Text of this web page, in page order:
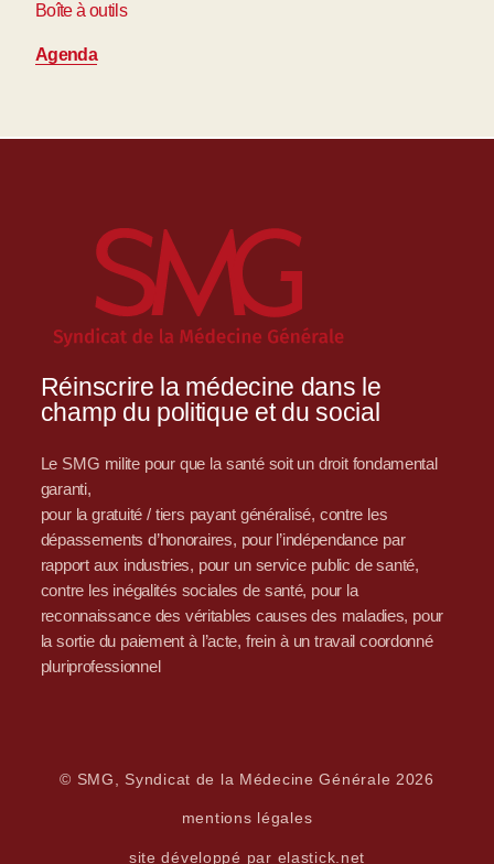
Boîte à outils
Agenda
Réinscrire la médecine dans le
champ du politique et du social
Le SMG milite pour que la santé soit un droit fondamental
garanti,
pour la gratuité / tiers payant généralisé, contre les
dépassements d’honoraires, pour l’indépendance par
rapport aux industries, pour un service public de santé,
contre les inégalités sociales de santé, pour la
reconnaissance des véritables causes des maladies, pour
la sortie du paiement à l’acte, frein à un travail coordonné
pluriprofessionnel
© SMG, Syndicat de la Médecine Générale 2026
mentions légales
site développé par elastick.net